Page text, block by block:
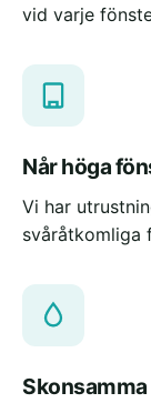
vid varje
Når höga
Vi har
svåråtkomliga